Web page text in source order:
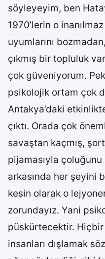
söyleyeyim, ben
1970’lerin o
uyumlarını
çıkmış bir topluluk
çok güveniyorum.
psikolojik ortam çok
Antakya’daki
çıktı. Orada çok
savaştan kaçmış,
pijamasıyla
arkasında her şeyini
kesin olarak o
zorundayız. Yani
püskürtecektir.
insanları dışlamak